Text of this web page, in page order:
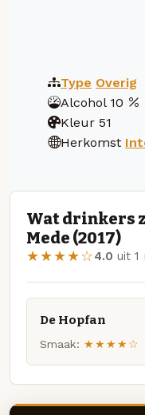
Type Overig
Alcohol 10
Kleur 51
Herkomst
Wat drinkers
Mede (2017)
★★★★☆4.0 uit 1
De Hopfan
Smaak: ★★★★☆